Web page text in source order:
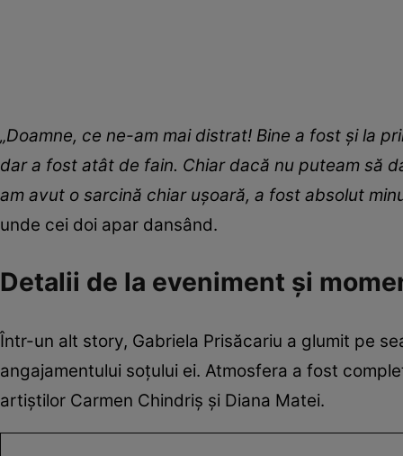
„Doamne, ce ne-am mai distrat! Bine a fost și la
dar a fost atât de fain. Chiar dacă nu puteam să
am avut o sarcină chiar ușoară, a fost absolut
unde cei doi apar dansând.
Detalii de la eveniment și
Într-un alt story, Gabriela Prisăcariu a glumit pe
angajamentului soțului ei. Atmosfera a fost
artiștilor Carmen Chindriș și Diana Matei.